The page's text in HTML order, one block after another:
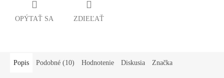
OPÝTAŤ SA ZDIEĽAŤ
Popis Podobné (10) Hodnotenie Diskusia Značka